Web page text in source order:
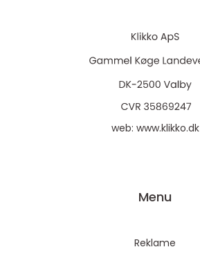
web: www.klikko.dk
Menu
Reklame